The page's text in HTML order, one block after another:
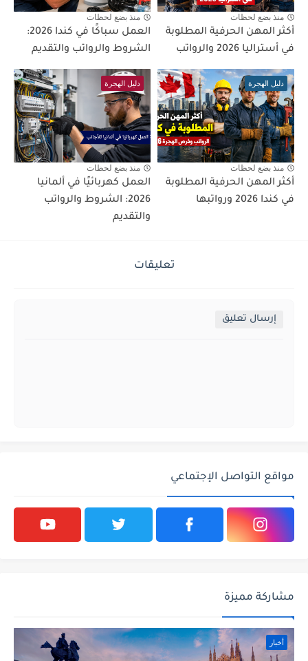
منذ بضع لحظات
أكثر المهن الحرفية المطلوبة
في أستراليا 2026 والرواتب
منذ بضع لحظات
العمل سباكًا في كندا 2026:
الشروط والرواتب والتقديم
دليل الهجرة
منذ بضع لحظات
أكثر المهن الحرفية المطلوبة
في كندا 2026 ورواتبها
دليل الهجرة
منذ بضع لحظات
العمل كهربائيًا في ألمانيا
2026: الشروط والرواتب
والتقديم
تعليقات
إرسال تعليق
مواقع التواصل الإجتماعي
مشاركة مميزة
أخبار